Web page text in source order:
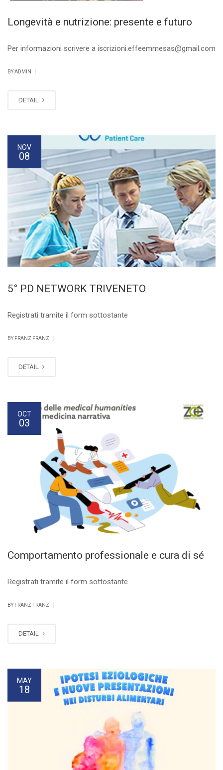
Longevità e nutrizione: presente e futuro
Per informazioni scrivere a iscrizioni.effeemmesas@gmail.com
BY ADMIN
DETAIL
NOV
08
5° PD NETWORK TRIVENETO
Registrati tramite il form sottostante
BY FRANZ FRANZ
DETAIL
OCT
03
Comportamento professionale e cura di sé
Registrati tramite il form sottostante
BY FRANZ FRANZ
DETAIL
MAY
18